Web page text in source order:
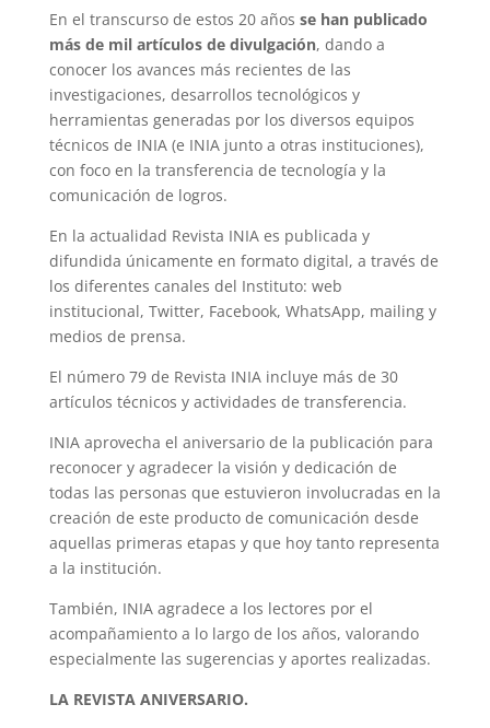
En el transcurso de estos 20 años se han publicado
más de mil artículos de divulgación, dando a
conocer los avances más recientes de las
investigaciones, desarrollos tecnológicos y
herramientas generadas por los diversos equipos
técnicos de INIA (e INIA junto a otras instituciones),
con foco en la transferencia de tecnología y la
comunicación de logros.
En la actualidad Revista INIA es publicada y
difundida únicamente en formato digital, a través de
los diferentes canales del Instituto: web
institucional, Twitter, Facebook, WhatsApp, mailing y
medios de prensa.
El número 79 de Revista INIA incluye más de 30
artículos técnicos y actividades de transferencia.
INIA aprovecha el aniversario de la publicación para
reconocer y agradecer la visión y dedicación de
todas las personas que estuvieron involucradas en la
creación de este producto de comunicación desde
aquellas primeras etapas y que hoy tanto representa
a la institución.
También, INIA agradece a los lectores por el
acompañamiento a lo largo de los años, valorando
especialmente las sugerencias y aportes realizadas.
LA REVISTA ANIVERSARIO.